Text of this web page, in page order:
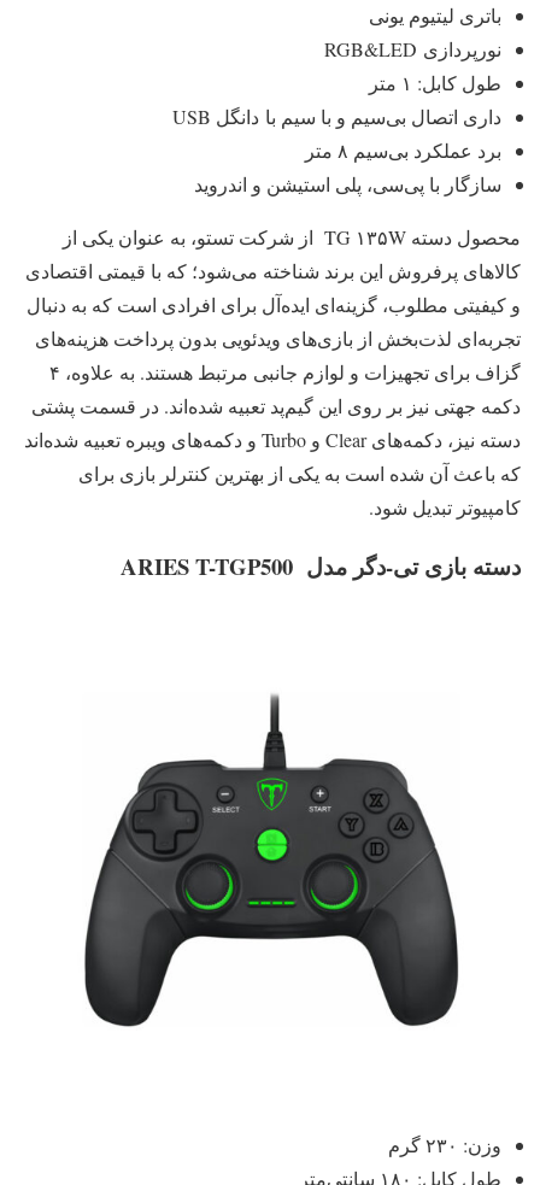
باتری لیتیوم یونی
نورپردازی RGB&LED
طول کابل: ۱ متر
داری اتصال بی‌سیم و با سیم با دانگل USB
برد عملکرد بی‌سیم ۸ متر
سازگار با پی‌سی، پلی استیشن و اندروید
محصول دسته TG ۱۳۵W از شرکت تستو، به عنوان یکی از
کالاهای پرفروش این برند شناخته می‌شود؛ که با قیمتی اقتصادی
و کیفیتی مطلوب، گزینه‌ای ایده‌آل برای افرادی است که به دنبال
تجربه‌ای لذت‌بخش از بازی‌های ویدئویی بدون پرداخت هزینه‌های
گزاف برای تجهیزات و لوازم جانبی مرتبط هستند. به علاوه، ۴
دکمه جهتی نیز بر روی این گیم‌‎پد تعبیه شده‌اند. در قسمت پشتی
دسته نیز، دکمه‌های Clear و Turbo و دکمه‌های ویبره تعبیه شده‌اند
که باعث آن شده است به یکی از بهترین کنترلر بازی برای
کامپیوتر تبدیل شود.
دسته بازی تی-دگر مدل ARIES T-TGP500
وزن: ۲۳۰ گرم
طول کابل: ۱۸۰ سانتی‌متر